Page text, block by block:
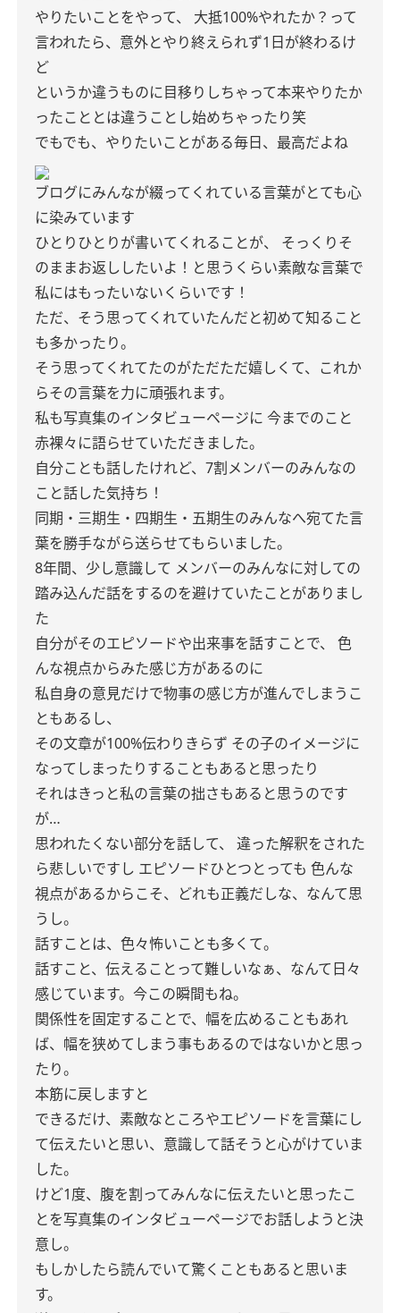
やりたいことをやって、
大抵100%やれたか？って
言われたら、意外とやり終えられず1日が終わるけ
ど
というか違うものに目移りしちゃって本来やりたか
ったこととは違うことし始めちゃったり笑
でもでも、やりたいことがある毎日、最高だよね
ブログにみんなが綴ってくれている言葉がとても心
に染みています
ひとりひとりが書いてくれることが、
そっくりそ
のままお返ししたいよ！と思うくらい素敵な言葉で
私にはもったいないくらいです！
ただ、そう思ってくれていたんだと初めて知ること
も多かったり。
そう思ってくれてたのがただただ嬉しくて、これか
らその言葉を力に頑張れます。
私も写真集のインタビューページに 今までのこと
赤裸々に語らせていただきました。
自分ことも話したけれど、7割メンバーのみんなの
こと話した気持ち！
同期・三期生・四期生・五期生のみんなへ宛てた言
葉を勝手ながら送らせてもらいました。
8年間、少し意識して メンバーのみんなに対しての
踏み込んだ話をするのを避けていたことがありまし
た
自分がそのエピソードや出来事を話すことで、
色
んな視点からみた感じ方があるのに
私自身の意見だけで物事の感じ方が進んでしまうこ
ともあるし、
その文章が100%伝わりきらず その子のイメージに
なってしまったりすることもあると思ったり
それはきっと私の言葉の拙さもあると思うのです
が…
思われたくない部分を話して、
違った解釈をされた
ら悲しいですし エピソードひとつとっても 色んな
視点があるからこそ、どれも正義だしな、なんて思
うし。
話すことは、色々怖いことも多くて。
話すこと、伝えることって難しいなぁ、なんて日々
感じています。今この瞬間もね。
関係性を固定することで、幅を広めることもあれ
ば、幅を狭めてしまう事もあるのではないかと思っ
たり。
本筋に戻しますと
できるだけ、素敵なところやエピソードを言葉にし
て伝えたいと思い、意識して話そうと心がけていま
した。
けど1度、腹を割ってみんなに伝えたいと思ったこ
とを写真集のインタビューページでお話しようと決
意し。
もしかしたら読んでいて驚くこともあると思いま
す。